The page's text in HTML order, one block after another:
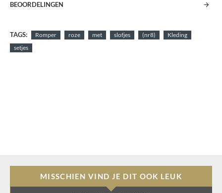
BEOORDELINGEN
TAGS: Romper roze met slofjes (nr8)
Kleding
setjes
MISSCHIEN VIND JE DIT OOK LEUK